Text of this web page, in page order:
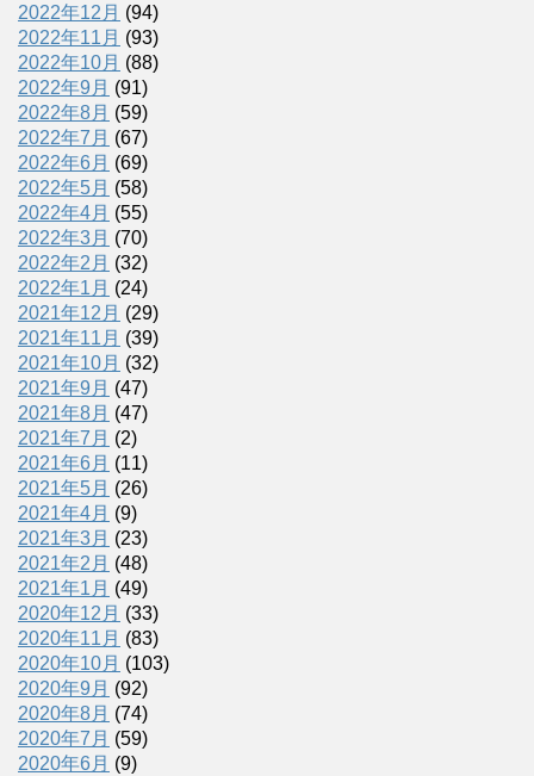
2022年12月 (94)
2022年11月 (93)
2022年10月 (88)
2022年9月 (91)
2022年8月 (59)
2022年7月 (67)
2022年6月 (69)
2022年5月 (58)
2022年4月 (55)
2022年3月 (70)
2022年2月 (32)
2022年1月 (24)
2021年12月 (29)
2021年11月 (39)
2021年10月 (32)
2021年9月 (47)
2021年8月 (47)
2021年7月 (2)
2021年6月 (11)
2021年5月 (26)
2021年4月 (9)
2021年3月 (23)
2021年2月 (48)
2021年1月 (49)
2020年12月 (33)
2020年11月 (83)
2020年10月 (103)
2020年9月 (92)
2020年8月 (74)
2020年7月 (59)
2020年6月 (9)